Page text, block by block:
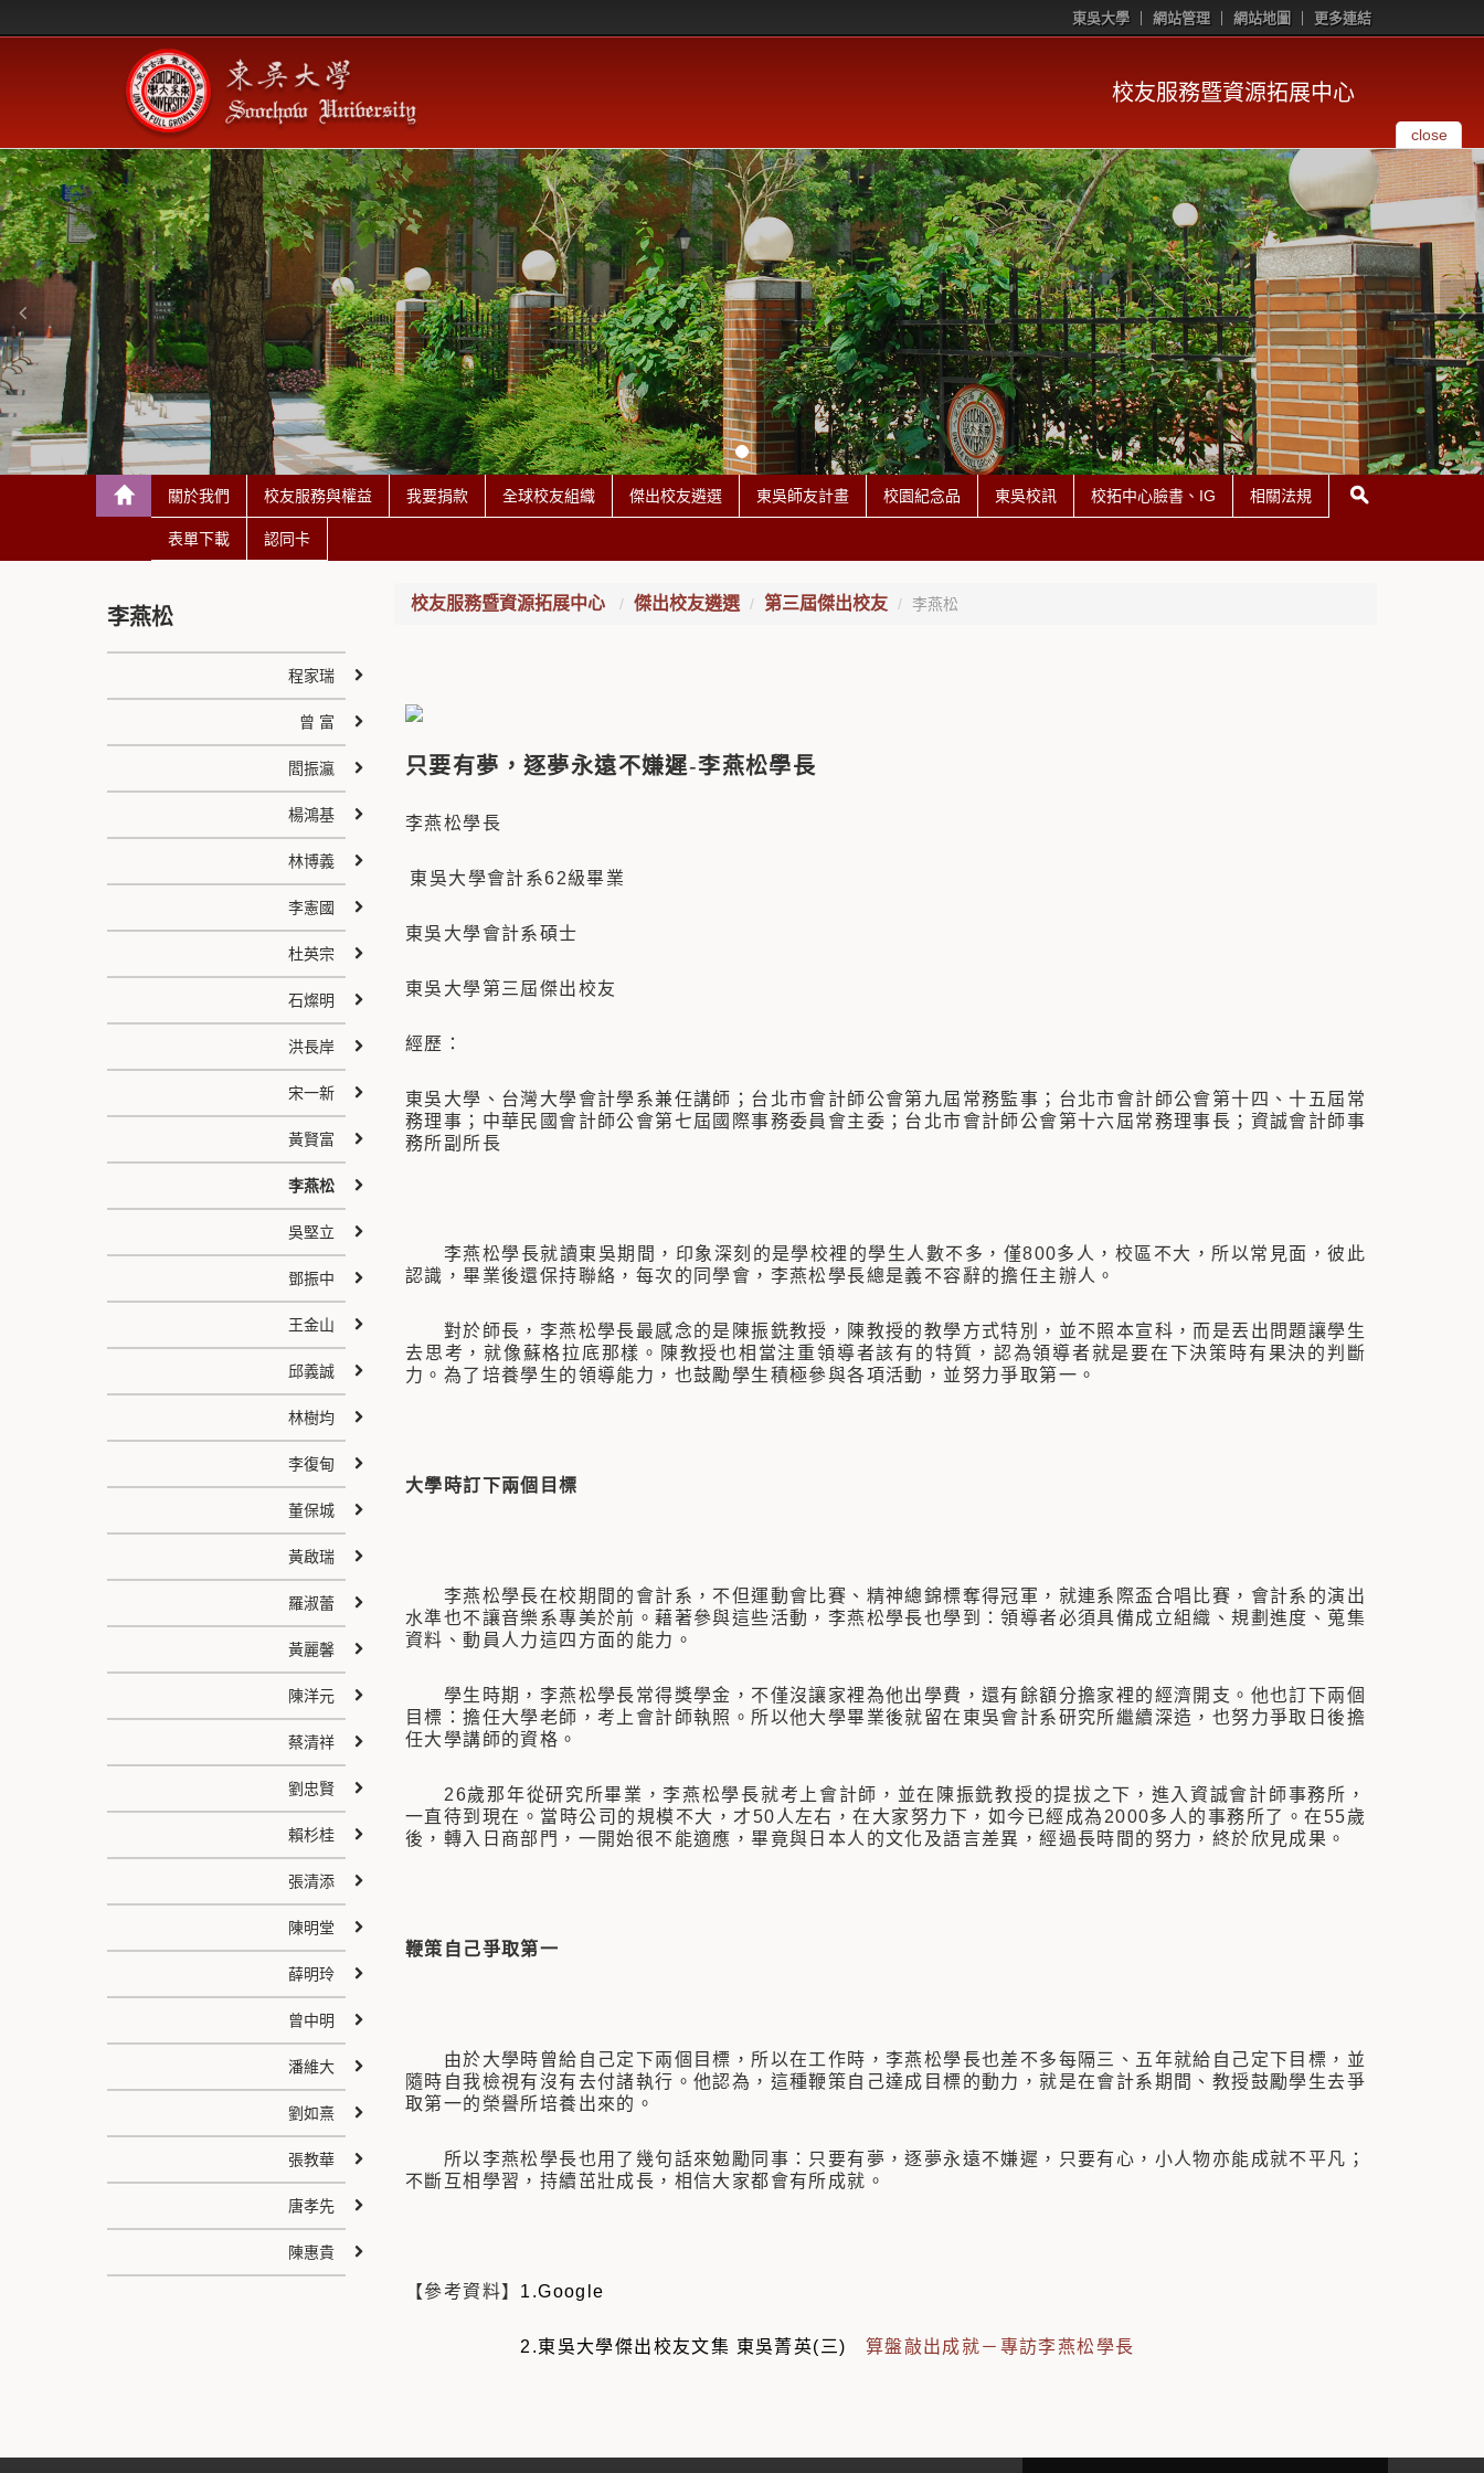
東吳大學 網站管理 網站地圖 更多連結
校友服務暨資源拓展中心
close
關於我們 校友服務與權益 我要捐款 全球校友組織 傑出校友遴選 東吳師友計畫 校園紀念品 東吳校訊 校拓中心臉書、IG 相關法規
表單下載 認同卡
校友服務暨資源拓展中心 傑出校友遴選 第三屆傑出校友 李燕松
只要有夢，逐夢永遠不嫌遲-李燕松學長
李燕松學長
東吳大學會計系62級畢業
東吳大學會計系碩士
東吳大學第三屆傑出校友
經歷：
東吳大學、台灣大學會計學系兼任講師；台北市會計師公會第九屆常務監事；台北市會計師公會第十四、十五屆常
務理事；中華民國會計師公會第七屆國際事務委員會主委；台北市會計師公會第十六屆常務理事長；資誠會計師事
務所副所長
李燕松學長就讀東吳期間，印象深刻的是學校裡的學生人數不多，僅800多人，校區不大，所以常見面，彼此
認識，畢業後還保持聯絡，每次的同學會，李燕松學長總是義不容辭的擔任主辦人。
對於師長，李燕松學長最感念的是陳振銑教授，陳教授的教學方式特別，並不照本宣科，而是丟出問題讓學生
去思考，就像蘇格拉底那樣。陳教授也相當注重領導者該有的特質，認為領導者就是要在下決策時有果決的判斷
力。為了培養學生的領導能力，也鼓勵學生積極參與各項活動，並努力爭取第一。
大學時訂下兩個目標
李燕松學長在校期間的會計系，不但運動會比賽、精神總錦標奪得冠軍，就連系際盃合唱比賽，會計系的演出
水準也不讓音樂系專美於前。藉著參與這些活動，李燕松學長也學到：領導者必須具備成立組織、規劃進度、蒐集
資料、動員人力這四方面的能力。
學生時期，李燕松學長常得獎學金，不僅沒讓家裡為他出學費，還有餘額分擔家裡的經濟開支。他也訂下兩個
目標：擔任大學老師，考上會計師執照。所以他大學畢業後就留在東吳會計系研究所繼續深造，也努力爭取日後擔
任大學講師的資格。
26歲那年從研究所畢業，李燕松學長就考上會計師，並在陳振銑教授的提拔之下，進入資誠會計師事務所，
一直待到現在。當時公司的規模不大，才50人左右，在大家努力下，如今已經成為2000多人的事務所了。在55歲
後，轉入日商部門，一開始很不能適應，畢竟與日本人的文化及語言差異，經過長時間的努力，終於欣見成果。
鞭策自己爭取第一
由於大學時曾給自己定下兩個目標，所以在工作時，李燕松學長也差不多每隔三、五年就給自己定下目標，並
隨時自我檢視有沒有去付諸執行。他認為，這種鞭策自己達成目標的動力，就是在會計系期間、教授鼓勵學生去爭
取第一的榮譽所培養出來的。
所以李燕松學長也用了幾句話來勉勵同事：只要有夢，逐夢永遠不嫌遲，只要有心，小人物亦能成就不平凡；
不斷互相學習，持續茁壯成長，相信大家都會有所成就。
【參考資料】 1.Google
2.東吳大學傑出校友文集 東吳菁英(三) 算盤敲出成就－專訪李燕松學長
李燕松
程家瑞
曾 富
閻振瀛
楊鴻基
林博義
李憲國
杜英宗
石燦明
洪長岸
宋一新
黃賢富
李燕松
吳堅立
鄧振中
王金山
邱義誠
林樹均
李復甸
董保城
黃啟瑞
羅淑蕾
黃麗馨
陳洋元
蔡清祥
劉忠賢
賴杉桂
張清添
陳明堂
薛明玲
曾中明
潘維大
劉如熹
張教華
唐孝先
陳惠貴